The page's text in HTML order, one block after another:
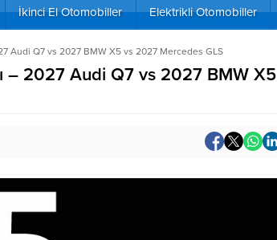
İkinci El Otomobiller Elektrikli Otomobiller
Audi Q7 vs 2027 BMW X5 vs 2027 Mercedes GLS
– 2027 Audi Q7 vs 2027 BMW X5